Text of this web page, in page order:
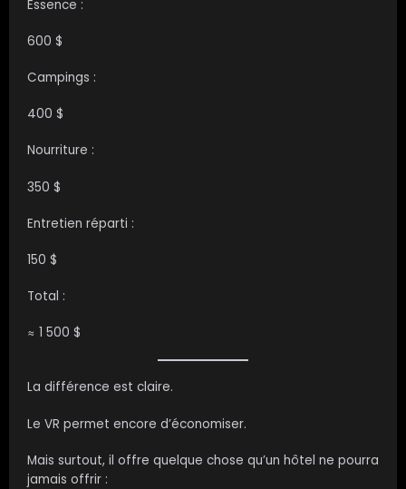
Essence :
600 $
Campings :
400 $
Nourriture :
350 $
Entretien réparti :
150 $
Total :
≈ 1 500 $
La différence est claire.
Le VR permet encore d’économiser.
Mais surtout, il offre quelque chose qu’un hôtel ne pourra
jamais offrir :